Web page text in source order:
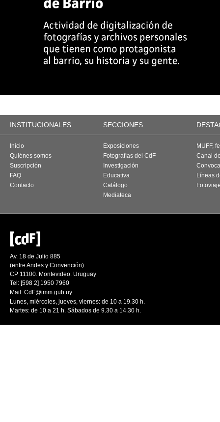
INSTITUCIONALES SECCIONES
Inicio
Quiénes somos
Suscripción
FAQ
Contacto
Exposiciones
Fotografías del CdF
Investigación
Educativa
Catálogo
Mediateca
MUFF,
Canal
Líneas
Av. 18 de Julio 885
(entre Andes y Convención)
CP 11100. Montevideo. Uruguay
Tel: [598 2] 1950 7960
Mail: CdF@imm.gub.uy
Lunes, miércoles, jueves, viernes: de 10 a 19.30 h.
Martes: de 10 a 21 h. Sábados de 9.30 a 14.30 h.